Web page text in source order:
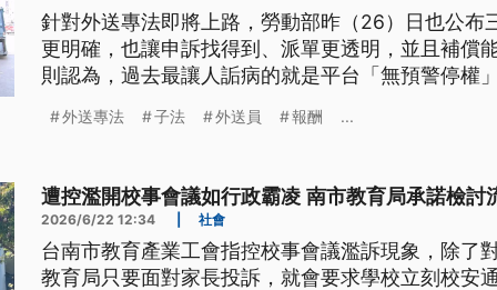
針對外送專法即將上路，勞動部昨（26）日也公布
更明確，也讓申訴找得到、派單更透明，並且補償
則認為，過去最讓人詬病的就是平台「無預警停權
外送專法 子法 外送員 報酬 ...
遭控濫開校事會議如行政霸凌 南市教育局承諾檢討
2026/6/22 12:34 社會
台南市教育產業工會指控校事會議濫訴現象，除了
教育局只要面對家長投訴，就會要求學校立刻校安